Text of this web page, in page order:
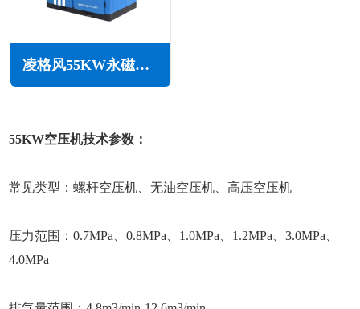
凌格风55KW永磁变频无油水润滑空压机LSW PM系列
55KW空压机技术参数：
常见类型：螺杆空压机、无油空压机、高压空压机
压力范围：0.7MPa、0.8MPa、1.0MPa、1.2MPa、3.0MPa、
4.0MPa